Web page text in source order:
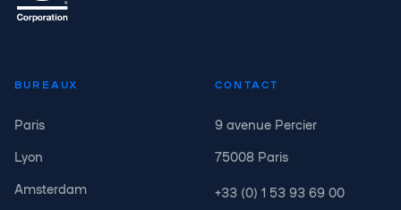
BUREAUX
Paris
Lyon
Amsterdam
CONTACT
9 avenue Percier
75008 Paris
+33 (0) 1 53 93 69 00